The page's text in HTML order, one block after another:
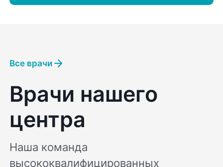
Все врачи
Врачи нашего
центра
Наша команда
высококвалифицированных